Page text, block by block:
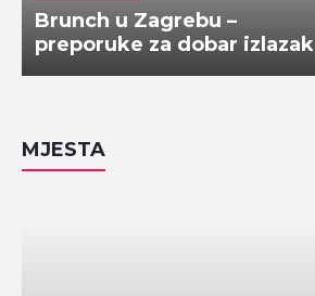
Brunch u Zagrebu –
preporuke za dobar izlazak
MJESTA